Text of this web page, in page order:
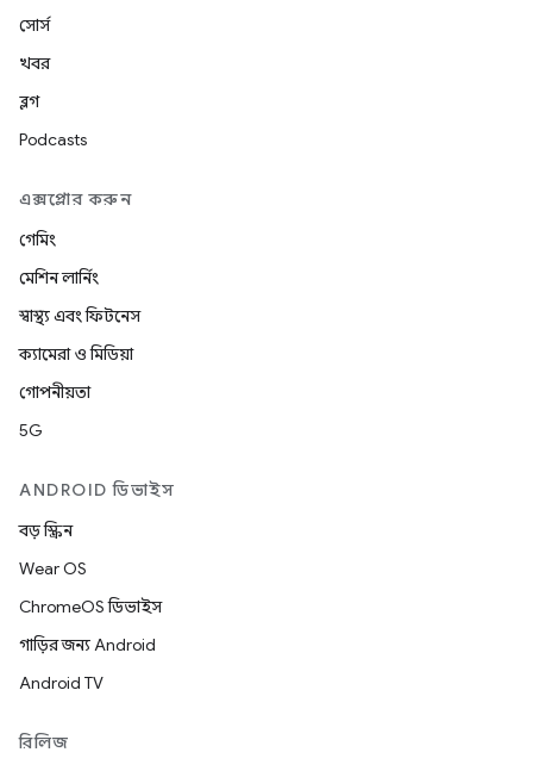
সোর্স
খবর
ব্লগ
Podcasts
এক্সপ্লোর করুন
গেমিং
মেশিন লার্নিং
স্বাস্থ্য এবং ফিটনেস
ক্যামেরা ও মিডিয়া
গোপনীয়তা
5G
ANDROID ডিভাইস
বড় স্ক্রিন
Wear OS
ChromeOS ডিভাইস
গাড়ির জন্য Android
Android TV
রিলিজ